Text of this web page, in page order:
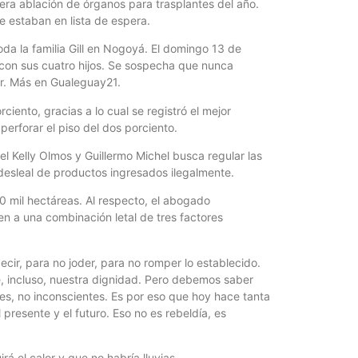
ablación de órganos para trasplantes del año.
estaban en lista de espera.
la familia Gill en Nogoyá. El domingo 13 de
sus cuatro hijos. Se sospecha que nunca
Más en Gualeguay21.
gracias a lo cual se registró el mejor
el piso del dos porciento.
Kelly Olmos y Guillermo Michel busca regular las
de productos ingresados ilegalmente.
mil hectáreas. Al respecto, el abogado
a una combinación letal de tres factores
para no joder, para no romper lo establecido.
nuestra dignidad. Pero debemos saber
no inconscientes. Es por eso que hoy hace tanta
y el futuro. Eso no es rebeldía, es